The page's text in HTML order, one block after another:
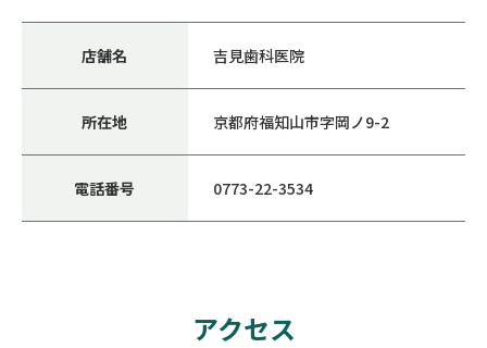
店舗名 吉見歯科医院
所在地 京都府福知山市字岡ノ9-2
電話番号 0773-22-3534
アクセス